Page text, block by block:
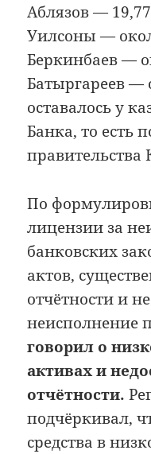
Аблязов —
Уилсоны —
Беркинбаев —
Батыргареев —
оставалось у
Банка, то есть
правительства
По
лицензии за
банковских
актов,
отчётности и
неисполнение
говорил о
активах и
отчётности.
подчёркивал,
средства в